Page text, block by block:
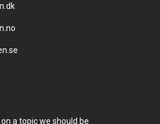
a topic we should be